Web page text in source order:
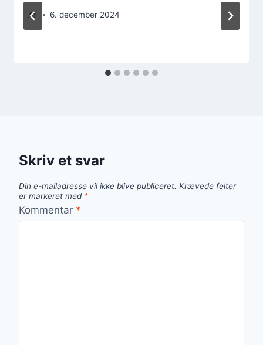
Af 6. december 2024
Skriv et svar
Din e-mailadresse vil ikke blive publiceret. Krævede felter
er markeret med *
Kommentar *